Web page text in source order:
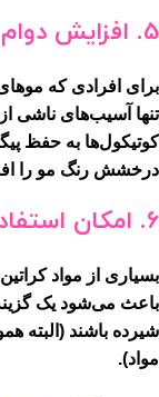
5. افزایش دوام رنگ و تثبیت آن
برای افرادی که
تنها آسیب‌های ناشی
کوتیکول‌ها به حفظ
درخشش رنگ مو را
6. امکان استفاده برای خانم های باردار و شیرده
بسیاری از مواد
باعث می‌شود یک
شیرده باشند
مواد).